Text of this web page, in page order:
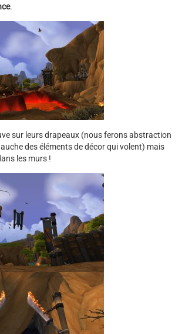
.
sur leurs drapeaux (nous ferons abstraction
des éléments de décor qui volent) mais
les murs !